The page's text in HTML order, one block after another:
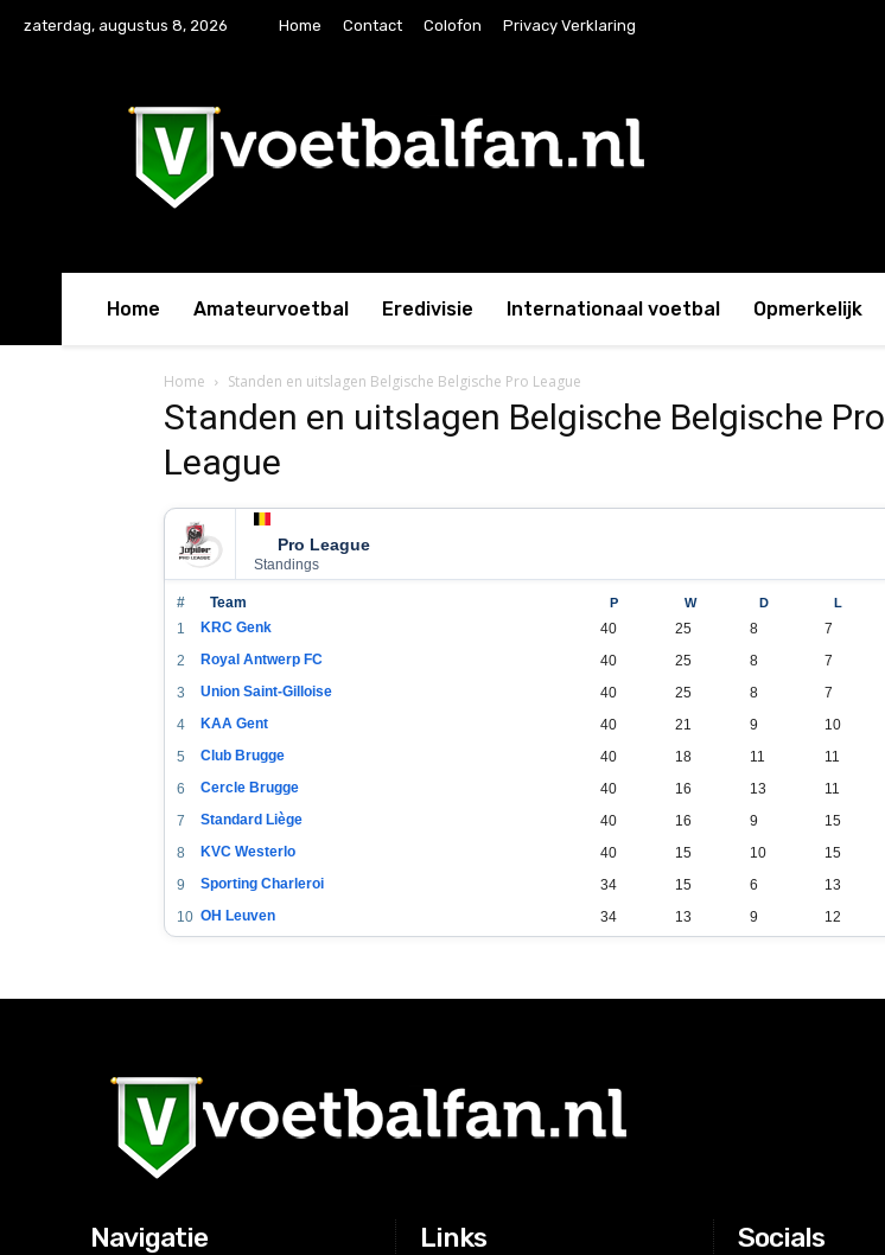
zaterdag, augustus 8, 2026 Home Contact Colofon Privacy Verklaring
Home Amateurvoetbal Eredivisie Internationaal voetbal Opmerkelijk
Home Standen en uitslagen Belgische Belgische Pro League
Standen en uitslagen Belgische Belgische Pro
League
Pro League
Standings
# Team P W D L
1 KRC Genk 40 25 8 7
2
Royal Antwerp FC 40 25 8 7
3
Union Saint-Gilloise 40 25 8 7
4
KAA Gent 40 21 9 10
5
Club Brugge 40 18 11 11
6
Cercle Brugge 40 16 13 11
7
Standard Liège 40 16 9 15
8
KVC Westerlo 40 15 10 15
9
Sporting Charleroi 34 15 6 13
10 OH Leuven 34 13 9 12
15 AS Eupen
Zulte-Waregem 34
17
KV Oostende 34
Navigatie Links Socials